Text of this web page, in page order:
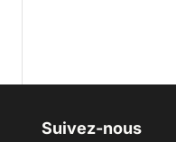
Suivez-nous